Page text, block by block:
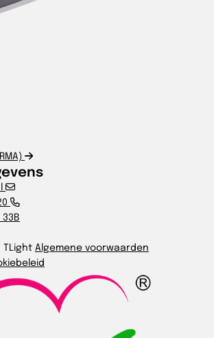
TLight Algemene voorwaarden